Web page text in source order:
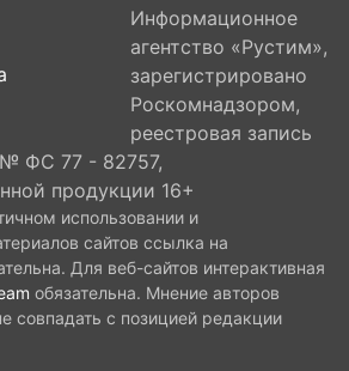
Информационное
агентство «Рустим»,
зарегистрировано
Роскомнадзором,
реестровая запись
ФС 77 - 82757,
продукции 16+
использовании и
сайтов ссылка на
Для веб-сайтов интерактивная
обязательна. Мнение авторов
совпадать с позицией редакции